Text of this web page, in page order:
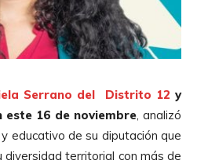
Serrano del Distrito 12 y
este 16 de noviembre , analizó
educativo de su diputación que
diversidad territorial con más de